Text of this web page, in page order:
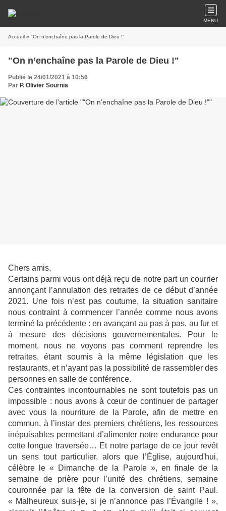
MENU
Accueil » "On n’enchaîne pas la Parole de Dieu !"
"On n’enchaîne pas la Parole de Dieu !"
Publié le 24/01/2021 à 10:56
Par P. Olivier Sournia
Chers amis,
Certains parmi vous ont déjà reçu de notre part un courrier
annonçant l’annulation des retraites de ce début d’année
2021. Une fois n’est pas coutume, la situation sanitaire
nous contraint à commencer l’année comme nous avons
terminé la précédente : en avançant au pas à pas, au fur et
à mesure des décisions gouvernementales. Pour le
moment, nous ne voyons pas comment reprendre les
retraites, étant soumis à la même législation que les
restaurants, et n’ayant pas la possibilité de rassembler des
personnes en salle de conférence.
Ces contraintes incontournables ne sont toutefois pas un
impossible : nous avons à cœur de continuer de partager
avec vous la nourriture de la Parole, afin de mettre en
commun, à l’instar des premiers chrétiens, les ressources
inépuisables permettant d’alimenter notre endurance pour
cette longue traversée… Et notre partage de ce jour revêt
un sens tout particulier, alors que l’Église, aujourd'hui,
célèbre le « Dimanche de la Parole », en finale de la
semaine de prière pour l’unité des chrétiens, semaine
couronnée par la fête de la conversion de saint Paul.
« Malheureux suis-je, si je n’annonce pas l’Évangile ! »,